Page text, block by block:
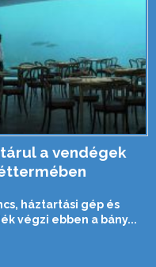
a vendégek
háztartási gép és
végzi ebben a bány...